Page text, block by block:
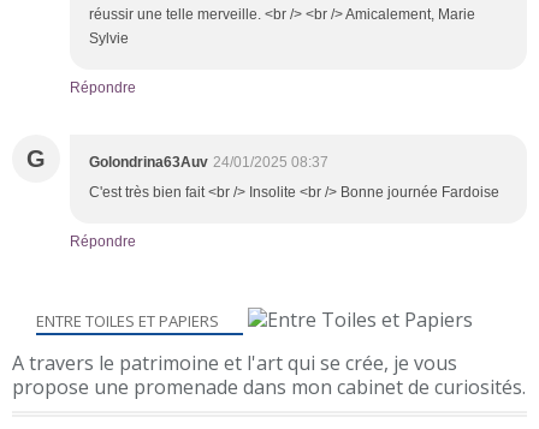
réussir une telle merveille. <br /> <br /> Amicalement, Marie
Sylvie
Répondre
G Golondrina63Auv 24/01/2025 08:37
C'est très bien fait <br /> Insolite <br /> Bonne journée Fardoise
Répondre
ENTRE TOILES ET PAPIERS
A travers le patrimoine et l'art qui se crée, je vous
propose une promenade dans mon cabinet de curiosités.